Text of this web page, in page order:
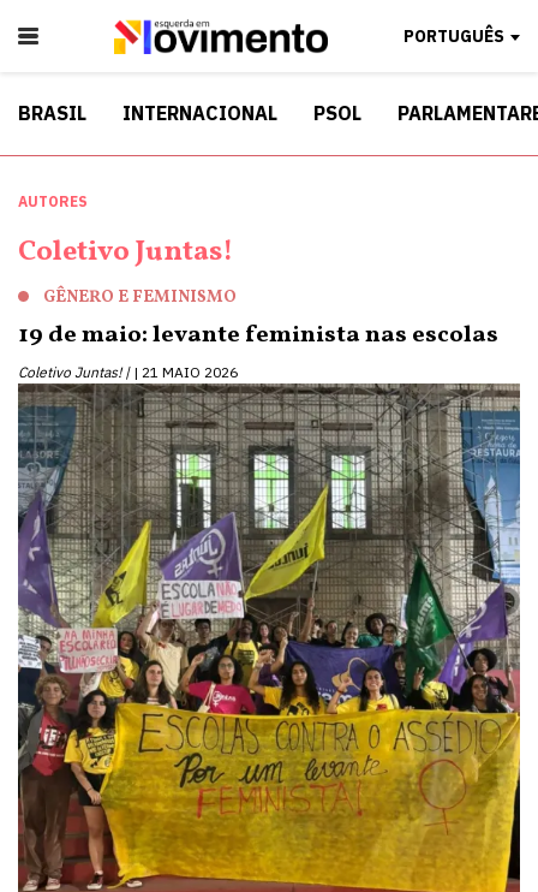
PORTUGUÊS
BRASIL INTERNACIONAL PSOL
AUTORES
Coletivo Juntas!
GÊNERO E FEMINISMO
19 de maio: levante feminista nas escolas
Coletivo Juntas! | 21 MAIO 2026